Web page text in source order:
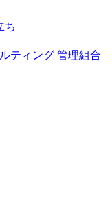
ち
ティング 管理組合